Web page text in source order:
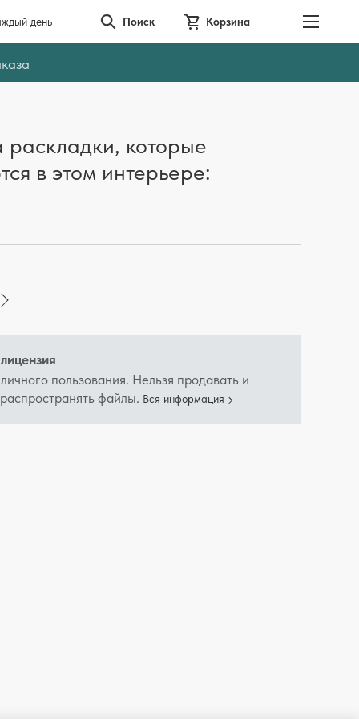
день Поиск Корзина
которые
в этом интерьере:
пользования. Нельзя продавать и
файлы. Вся информация